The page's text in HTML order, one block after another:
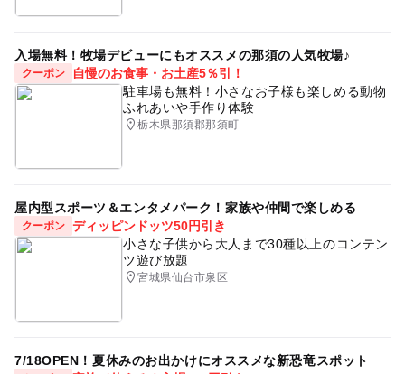
入場無料！牧場デビューにもオススメの那須の人気牧場♪
クーポン
自慢のお食事・お土産5％引！
駐車場も無料！小さなお子様も楽しめる動物
ふれあいや手作り体験
栃木県那須郡那須町
屋内型スポーツ＆エンタメパーク！家族や仲間で楽しめる
クーポン ディッピンドッツ50円引き
小さな子供から大人まで30種以上のコンテン
ツ遊び放題
宮城県仙台市泉区
7/18OPEN！夏休みのお出かけにオススメな新恐竜スポット